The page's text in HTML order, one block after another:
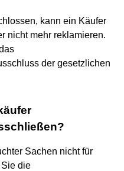
kann ein Käufer
nicht mehr reklamieren.
der gesetzlichen
Sachen nicht für
die